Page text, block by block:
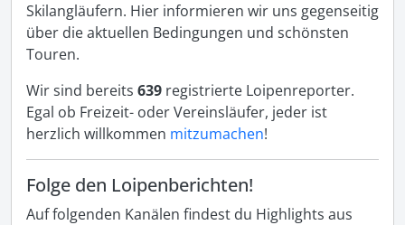
Skilangläufern. Hier informieren wir uns gegenseitig
über die aktuellen Bedingungen und schönsten
Touren.
Wir sind bereits 639 registrierte Loipenreporter.
Egal ob Freizeit- oder Vereinsläufer, jeder ist
herzlich willkommen mitzumachen!
Folge den Loipenberichten!
Auf folgenden Kanälen findest du Highlights aus